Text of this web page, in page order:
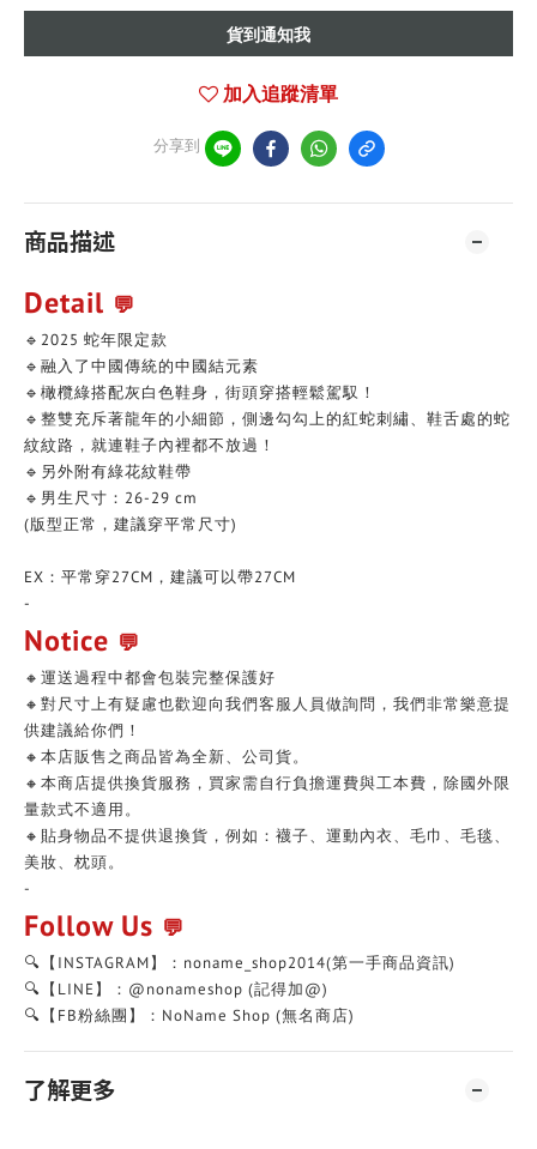
貨到通知我
加入追蹤清單
分享到
商品描述
Detail 💬
🔹2025 蛇年限定款
🔹融入了中國傳統的中國結元素
🔹橄欖綠搭配灰白色鞋身，街頭穿搭輕鬆駕馭！
🔹整雙充斥著龍年的小細節，側邊勾勾上的紅蛇刺繡、鞋舌處的蛇
紋紋路，就連鞋子內裡都不放過！
🔹另外附有綠花紋鞋帶
🔹男生尺寸：26-29 cm
(版型正常，建議穿平常尺寸)
EX：平常穿27CM，建議可以帶27CM
-
Notice 💬
🔸運送過程中都會包裝完整保護好
🔸對尺寸上有疑慮也歡迎向我們客服人員做詢問，我們非常樂意提
供建議給你們！
🔸本店販售之商品皆為全新、公司貨。
🔸本商店提供換貨服務，買家需自行負擔運費與工本費，除國外限
量款式不適用。
🔸貼身物品不提供退換貨，例如：襪子、運動內衣、毛巾、毛毯、
美妝、枕頭。
-
Follow Us 💬
🔍【INSTAGRAM】：noname_shop2014(第一手商品資訊)
🔍【LINE】：@nonameshop (記得加@)
🔍【FB粉絲團】：NoName Shop (無名商店)
了解更多